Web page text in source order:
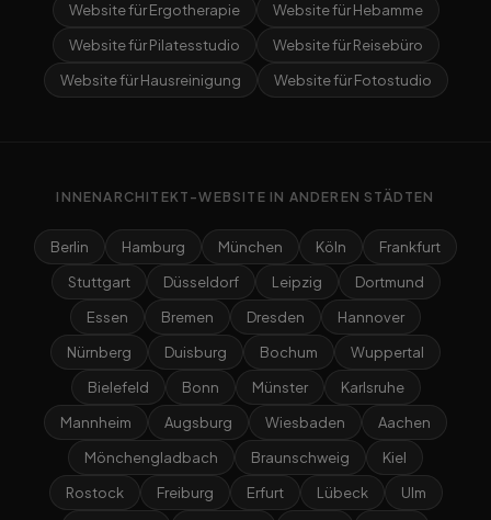
Website für Ergotherapie
Website für Hebamme
Website für Pilatesstudio
Website für Reisebüro
Website für Hausreinigung
Website für Fotostudio
INNENARCHITEKT-WEBSITE IN ANDEREN STÄDTEN
Berlin Hamburg München Köln
Frankfurt
Stuttgart
Düsseldorf Leipzig
Dortmund
Essen
Bremen Dresden
Hannover
Nürnberg
Duisburg Bochum
Wuppertal
Bielefeld
Bonn Münster
Karlsruhe
Mannheim
Augsburg Wiesbaden
Aachen
Mönchengladbach
Braunschweig
Kiel
Rostock
Freiburg Erfurt Lübeck
Ulm